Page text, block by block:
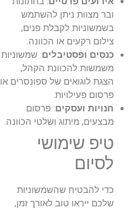
ובר מצוות ניתן להשתמש
בשמשוניות לקבלת פנים,
צילום רקעים או הכוונה.
כנסים ופסטיבלים: שמשוניות
משמשות להכוונת הקהל,
הצגת לוגואים של ספונסרים או
פרסום פעילויות.
חנויות ועסקים: פרסום
מבצעים, מיתוג ושלטי הכוונה.
טיפ שימושי
לסיום
כדי להבטיח שהשמשוניות
שלכם ייראו טוב לאורך זמן,